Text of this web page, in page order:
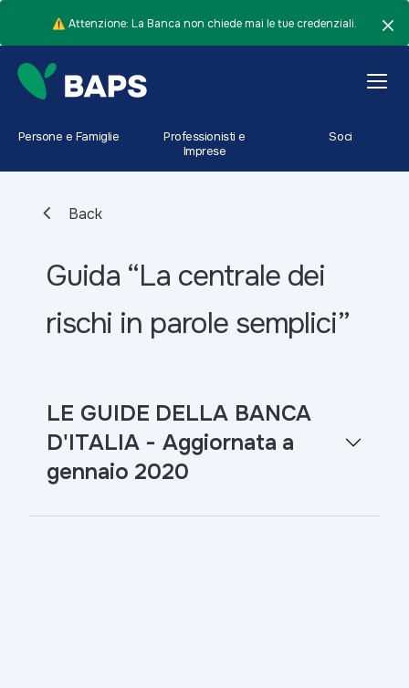
⚠️ Attenzione: La Banca non chiede mai le tue credenziali.
Persone e Famiglie
Professionisti e
Imprese
Soci
Back
Guida “La centrale dei
rischi in parole semplici”
LE GUIDE DELLA BANCA
D'ITALIA - Aggiornata a
gennaio 2020